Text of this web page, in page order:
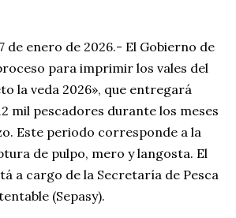
de enero de 2026.- El Gobierno de
para imprimir los vales del
la veda 2026», que entregará
mil pescadores durante los meses
Este periodo corresponde a la
de pulpo, mero y langosta. El
a cargo de la Secretaría de Pesca
(Sepasy).